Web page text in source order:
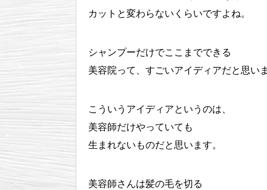
カットと変わらないくらいですよね。
シャンプーだけでここまでできる
美容院って、すごいアイディアだと思い
こういうアイディアというのは、
美容師だけやっていても
生まれないものだと思います。
美容師さんは髪の毛を切る